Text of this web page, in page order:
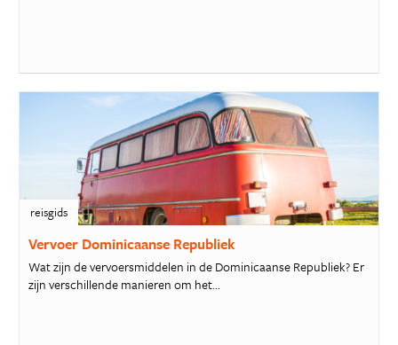
reisgids
Vervoer Dominicaanse Republiek
Wat zijn de vervoersmiddelen in de Dominicaanse Republiek? Er
zijn verschillende manieren om het...